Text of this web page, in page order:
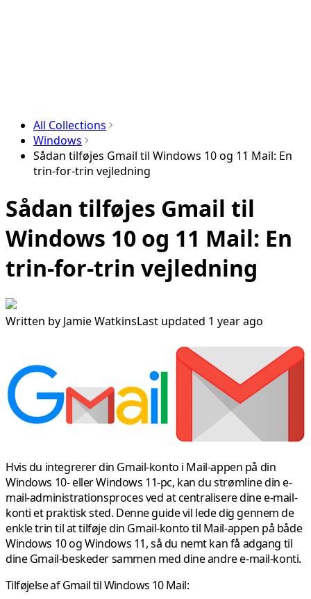
All Collections
Windows
Sådan tilføjes Gmail til Windows 10 og 11 Mail: En
trin-for-trin vejledning
Sådan tilføjes Gmail til
Windows 10 og 11 Mail: En
trin-for-trin vejledning
Written by Jamie WatkinsLast updated 1 year ago
Hvis du integrerer din Gmail-konto i Mail-appen på din
Windows 10- eller Windows 11-pc, kan du strømline din e-
mail-administrationsproces ved at centralisere dine e-mail-
konti et praktisk sted. Denne guide vil lede dig gennem de
enkle trin til at tilføje din Gmail-konto til Mail-appen på både
Windows 10 og Windows 11, så du nemt kan få adgang til
dine Gmail-beskeder sammen med dine andre e-mail-konti.
Tilføjelse af Gmail til Windows 10 Mail: